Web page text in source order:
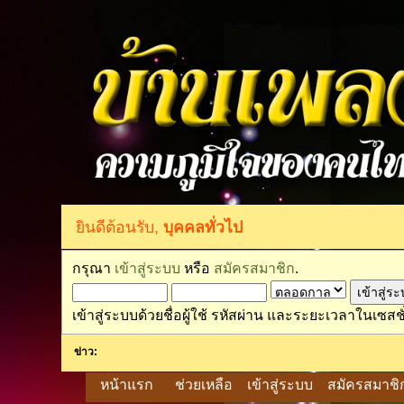
ยินดีต้อนรับ,บุคคลทั่วไป
กรุณา เข้าสู่ระบบ หรือ สมัครสมาชิก.
เข้าสู่ระบบด้วยชื่อผู้ใช้ รหัสผ่าน และระยะเวลาในเซส
ข่าว:
หน้าแรก ช่วยเหลือ เข้าสู่ระบบ สมัครสมาชิ